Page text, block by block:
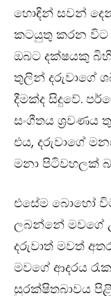
හොඳින් සවන්
කටයුතු කරන විට
ඔබට දක්ෂයකු
තුලින් දරුවාගේ
දීමක්ද සිදුවේ.
සංගීතය ශ්‍රවණය
එය, දරුවාගේ
මනා පිටිවහලක්
එසේම බොහෝ
ලබන්නේ මවගේ
දරුවාත් මවත්
මවගේ ආදරය
සුරක්ෂිතබාවය